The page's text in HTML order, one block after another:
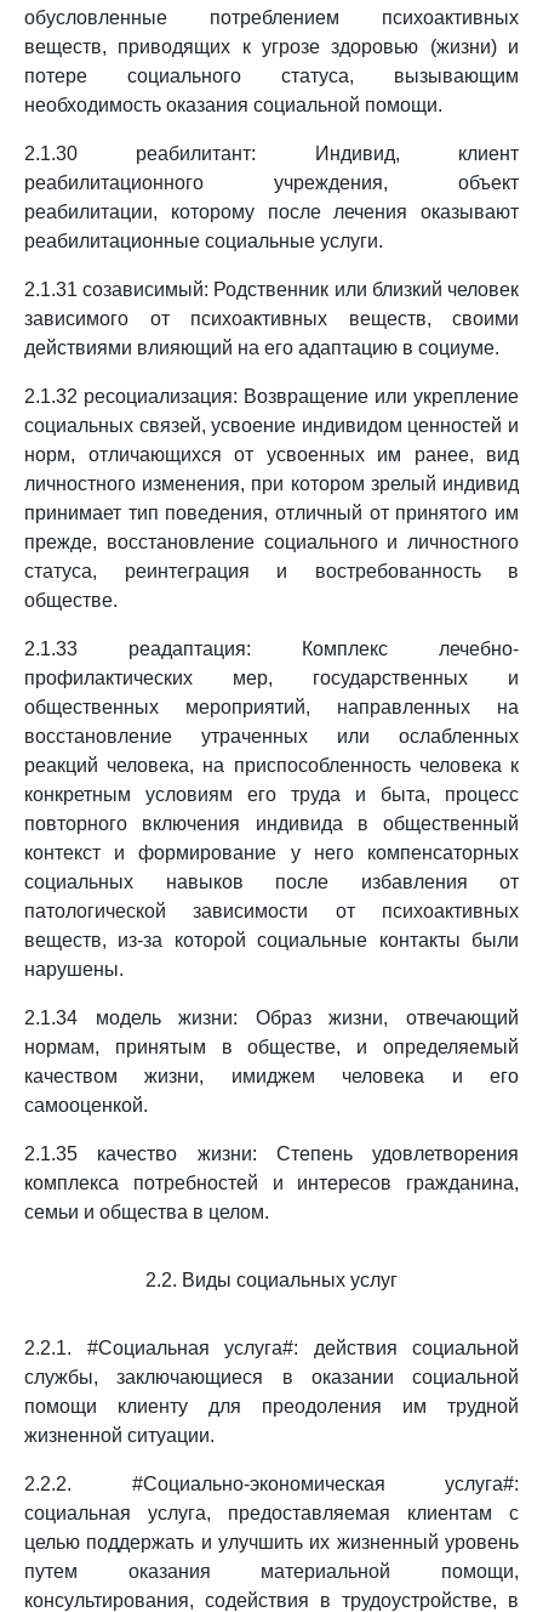
обусловленные потреблением психоактивных
веществ, приводящих к угрозе здоровью (жизни) и
потере социального статуса, вызывающим
необходимость оказания социальной помощи.
2.1.30 реабилитант: Индивид, клиент
реабилитационного учреждения, объект
реабилитации, которому после лечения оказывают
реабилитационные социальные услуги.
2.1.31 созависимый: Родственник или близкий человек
зависимого от психоактивных веществ, своими
действиями влияющий на его адаптацию в социуме.
2.1.32 ресоциализация: Возвращение или укрепление
социальных связей, усвоение индивидом ценностей и
норм, отличающихся от усвоенных им ранее, вид
личностного изменения, при котором зрелый индивид
принимает тип поведения, отличный от принятого им
прежде, восстановление социального и личностного
статуса, реинтеграция и востребованность в
обществе.
2.1.33 реадаптация: Комплекс лечебно-
профилактических мер, государственных и
общественных мероприятий, направленных на
восстановление утраченных или ослабленных
реакций человека, на приспособленность человека к
конкретным условиям его труда и быта, процесс
повторного включения индивида в общественный
контекст и формирование у него компенсаторных
социальных навыков после избавления от
патологической зависимости от психоактивных
веществ, из-за которой социальные контакты были
нарушены.
2.1.34 модель жизни: Образ жизни, отвечающий
нормам, принятым в обществе, и определяемый
качеством жизни, имиджем человека и его
самооценкой.
2.1.35 качество жизни: Степень удовлетворения
комплекса потребностей и интересов гражданина,
семьи и общества в целом.
2.2. Виды социальных услуг
2.2.1. #Социальная услуга#: действия социальной
службы, заключающиеся в оказании социальной
помощи клиенту для преодоления им трудной
жизненной ситуации.
2.2.2. #Социально-экономическая услуга#:
социальная услуга, предоставляемая клиентам с
целью поддержать и улучшить их жизненный уровень
путем оказания материальной помощи,
консультирования, содействия в трудоустройстве, в